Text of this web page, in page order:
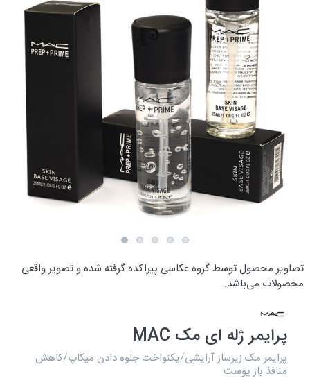
تصاویر محصول توسط گروه عکاسی پیراکده گرفته شده و تصویر واقعی
محصولات می‌باشد.
پرایمر ژله ای مک MAC
پرایمر مک زیرساز آرایشی/یکنواخت جلوه دادن میکاپ/کاهش
منافذ باز پوست